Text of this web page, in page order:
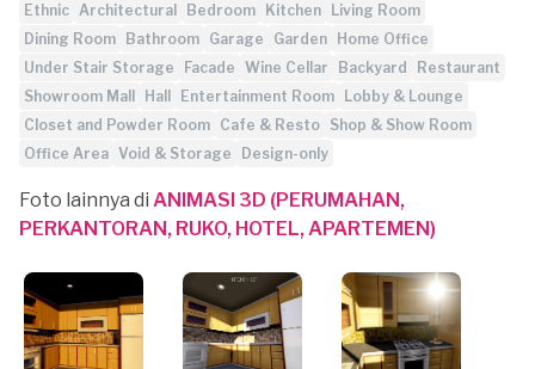
Ethnic Architectural Bedroom Kitchen
Living Room
Dining Room
Bathroom Garage Garden
Home Office
Under Stair Storage
Facade Wine Cellar Backyard
Restaurant
Showroom Mall
Hall Entertainment Room
Lobby & Lounge
Closet and Powder Room Cafe & Resto Shop & Show Room
Office Area Void & Storage Design-only
Foto lainnya di ANIMASI 3D (PERUMAHAN,
PERKANTORAN, RUKO, HOTEL, APARTEMEN)